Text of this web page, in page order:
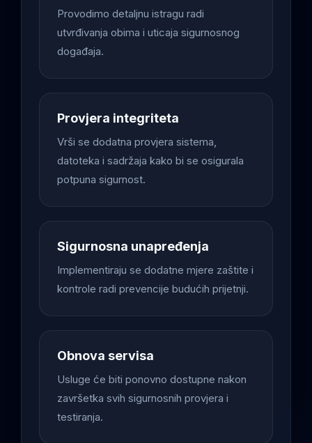
Provodimo detaljnu istragu radi
utvrđivanja obima i uticaja sigurnosnog
događaja.
Provjera integriteta
Vrši se dodatna provjera sistema,
datoteka i sadržaja kako bi se osigurala
potpuna sigurnost.
Sigurnosna unapređenja
Implementiraju se dodatne mjere zaštite i
kontrole radi prevencije budućih prijetnji.
Obnova servisa
Usluge će biti ponovno dostupne nakon
završetka svih sigurnosnih provjera i
testiranja.